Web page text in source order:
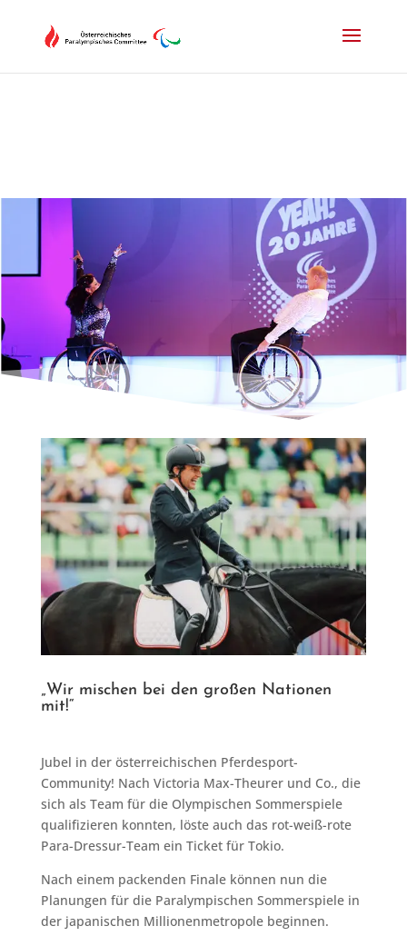
„Wir mischen bei den großen Nationen
mit!“
Jubel in der österreichischen Pferdesport-
Community! Nach Victoria Max-Theurer und Co., die
sich als Team für die Olympischen Sommerspiele
qualifizieren konnten, löste auch das rot-weiß-rote
Para-Dressur-Team ein Ticket für Tokio.
Nach einem packenden Finale können nun die
Planungen für die Paralympischen Sommerspiele in
der japanischen Millionenmetropole beginnen.